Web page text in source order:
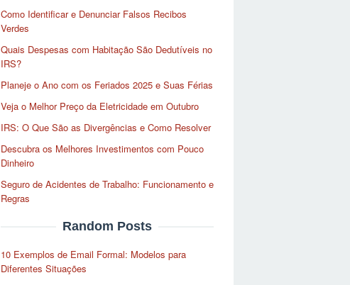
Como Identificar e Denunciar Falsos Recibos
Verdes
Quais Despesas com Habitação São Dedutíveis no
IRS?
Planeje o Ano com os Feriados 2025 e Suas Férias
Veja o Melhor Preço da Eletricidade em Outubro
IRS: O Que São as Divergências e Como Resolver
Descubra os Melhores Investimentos com Pouco
Dinheiro
Seguro de Acidentes de Trabalho: Funcionamento e
Regras
Random Posts
10 Exemplos de Email Formal: Modelos para
Diferentes Situações